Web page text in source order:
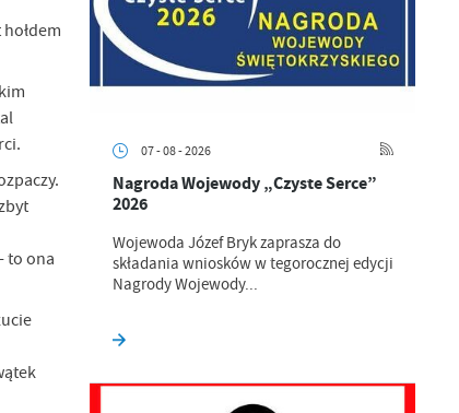
to ona
07 - 08 - 2026
Nagroda Wojewody „Czyste Serce”
2026
Wojewoda Józef Bryk zaprasza do
składania wniosków w tegorocznej edycji
Nagrody Wojewody...